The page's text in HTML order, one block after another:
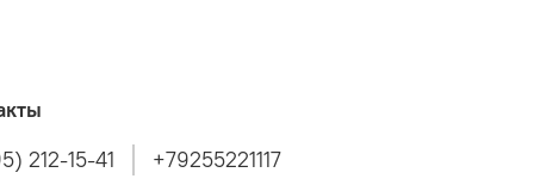
212-15-41
+79255221117